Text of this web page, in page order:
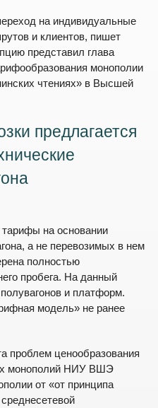
на индивидуальные
и клиентов, пишет
представил глава
монополии
чтениях» в Высшей
предлагается
на основании
а не перевозимых в нем
полностью
пробега. На данный
и платформ.
модель» не ранее
проблем ценообразования
монополий НИУ ВШЭ
от «от принципа